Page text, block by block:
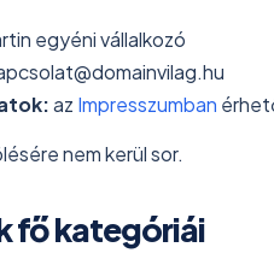
egyéni vállalkozó
az Impresszumban
nem kerül sor.
fő kategóriái